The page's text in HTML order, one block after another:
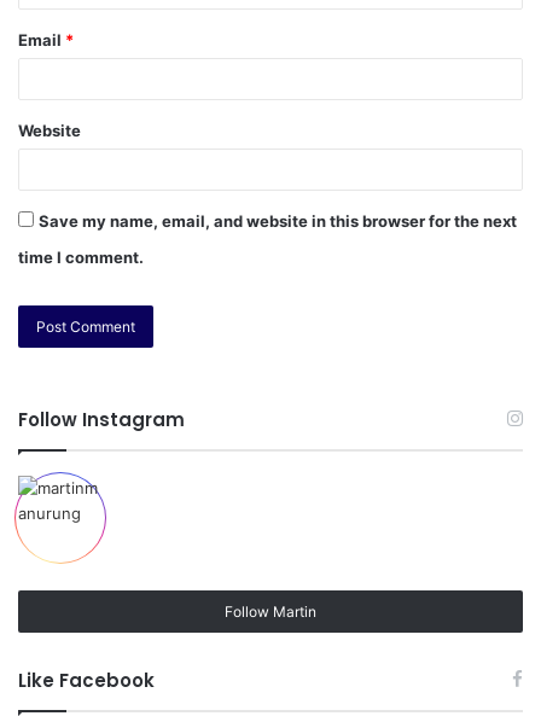
Email *
Website
Save my name, email, and website in this browser for the next
time I comment.
Follow Instagram
Follow Martin
Like Facebook